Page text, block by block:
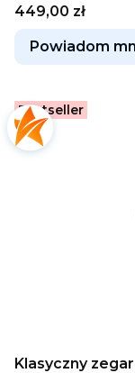
Cena
449,00 zł
Powiadom
Bestseller
Klasyczny